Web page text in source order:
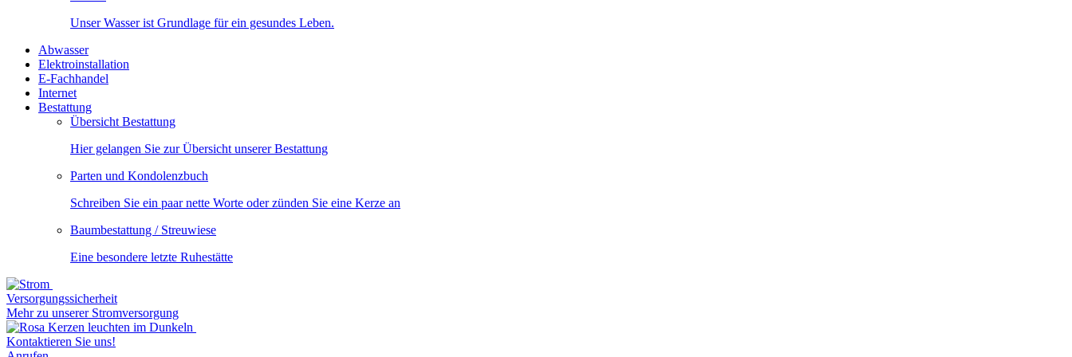
Unser Wasser ist Grundlage für ein gesundes Leben.
Abwasser
Elektroinstallation
E-Fachhandel
Internet
Bestattung
Übersicht Bestattung
Hier gelangen Sie zur Übersicht unserer Bestattung
Parten und Kondolenzbuch
Schreiben Sie ein paar nette Worte oder zünden Sie eine Kerze an
Baumbestattung / Streuwiese
Eine besondere letzte Ruhestätte
Versorgungssicherheit
Mehr zu unserer Stromversorgung
Kontaktieren Sie uns!